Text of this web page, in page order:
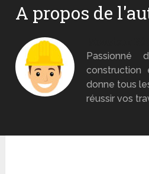
A propos de
Passionné
donne tous
réussir vos